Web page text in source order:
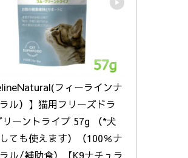
フィーラインナ
ル）】猫用フリーズドラ
リーントライプ 57g （*犬
ても使えます）（100％ナ
ル/補助食）【K9ナチュラ